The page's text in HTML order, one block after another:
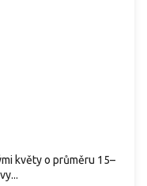
květy o průměru 15–